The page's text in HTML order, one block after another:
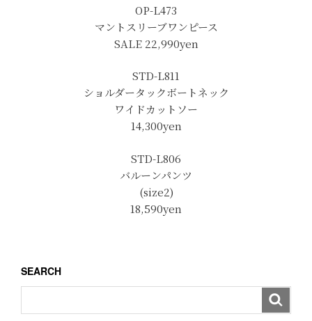
OP-L473
マントスリーブワンピース
SALE 22,990yen
STD-L811
ショルダータックボートネック
ワイドカットソー
14,300yen
STD-L806
バルーンパンツ
(size2)
18,590yen
SEARCH